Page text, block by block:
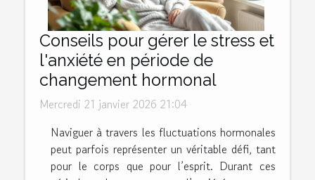
Conseils pour gérer le stress et
l'anxiété en période de
changement hormonal
Mercredi 21 janvier 2026 21:04
Naviguer à travers les fluctuations hormonales
peut parfois représenter un véritable défi, tant
pour le corps que pour l’esprit. Durant ces